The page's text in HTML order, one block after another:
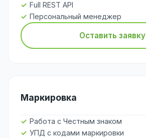
Full REST API
Персональный менеджер
Оставить заявку
Маркировка
Работа с Честным знаком
УПД с кодами маркировки